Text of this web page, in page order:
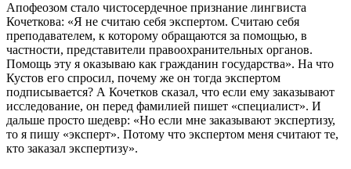
Апофеозом стало чистосердечное признание лингвиста
Кочеткова: «Я не считаю себя экспертом. Считаю себя
преподавателем, к которому обращаются за помощью, в
частности, представители правоохранительных органов.
Помощь эту я оказываю как гражданин государства». На что
Кустов его спросил, почему же он тогда экспертом
подписывается? А Кочетков сказал, что если ему заказывают
исследование, он перед фамилией пишет «специалист». И
дальше просто шедевр: «Но если мне заказывают экспертизу,
то я пишу «эксперт». Потому что экспертом меня считают те,
кто заказал экспертизу».